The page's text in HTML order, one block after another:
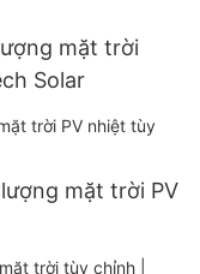
mặt trời
Solar
mặt trời PV